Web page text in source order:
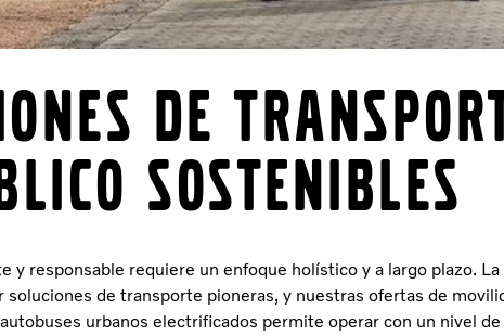
de
sostenibles
y responsable requiere un enfoque holístico y a largo plazo. La
soluciones de transporte pioneras, y nuestras ofertas de
urbanos electrificados permite operar con un nivel